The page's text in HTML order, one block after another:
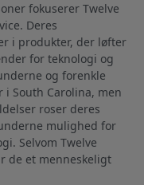
fokuserer Twelve
Deres
i produkter, der løfter
for teknologi og
og forenkle
i South Carolina, men
roser deres
mulighed for
Selvom Twelve
de et menneskeligt